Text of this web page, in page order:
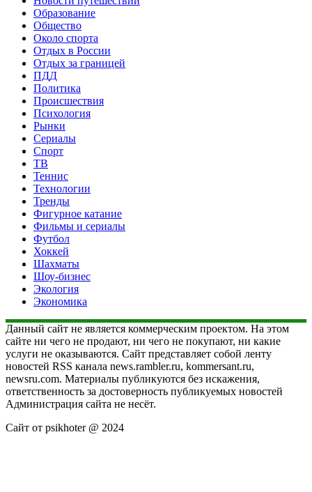
Образование
Общество
Около спорта
Отдых в России
Отдых за границей
ПДД
Политика
Происшествия
Психология
Рынки
Сериалы
Спорт
ТВ
Теннис
Технологии
Тренды
Фигурное катание
Фильмы и сериалы
Футбол
Хоккей
Шахматы
Шоу-бизнес
Экология
Экономика
Данный сайт не является коммерческим проектом. На этом
сайте ни чего не продают, ни чего не покупают, ни какие
услуги не оказываются. Сайт представляет собой ленту
новостей RSS канала news.rambler.ru, kommersant.ru,
newsru.com. Материалы публикуются без искажения,
ответственность за достоверность публикуемых новостей
Администрация сайта не несёт.
Сайт от psikhoter @ 2024